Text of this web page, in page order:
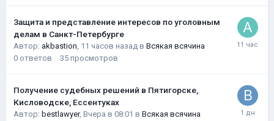
Защита и представление интересов по уголовным
делам в Санкт-Петербурге
Автор: akbastion, 11 часов назад в Всякая всячина
0 ответов 35 просмотров
Получение судебных решений в Пятигорске,
Кисловодске, Ессентуках
Автор: bestlawyer, Вчера в 08:01 в Всякая всячина